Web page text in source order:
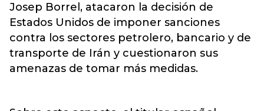
Josep Borrel, atacaron la decisión de
Estados Unidos de imponer sanciones
contra los sectores petrolero, bancario y de
transporte de Irán y cuestionaron sus
amenazas de tomar más medidas.